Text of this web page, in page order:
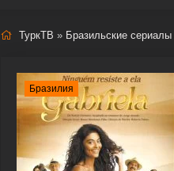
ТуркТВ » Бразильские сериалы
Бразилия